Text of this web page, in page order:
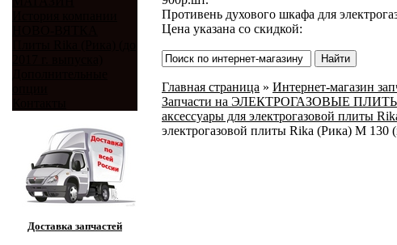
Доставка запчастей
Противень духового шкафа для
Цена указана со скидкой:
Главная страница » Интернет-магазин
Запчасти на ЭЛЕКТРОГАЗОВЫЕ ПЛИТЫ
аксессуары для электрогазовой плиты
электрогазовой плиты Rika (Рика) М 130